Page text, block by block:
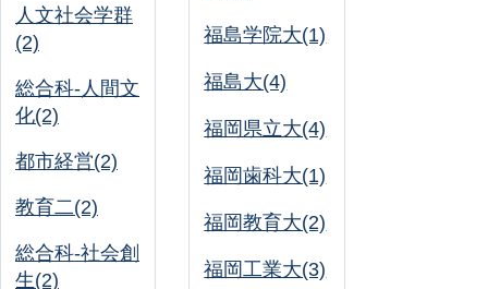
人文社会学群
(2)
総合科-人間文
化(2)
都市経営(2)
教育二(2)
総合科-社会創
生(2)
福島学院大(1)
福島大(4)
福岡県立大(4)
福岡歯科大(1)
福岡教育大(2)
福岡工業大(3)